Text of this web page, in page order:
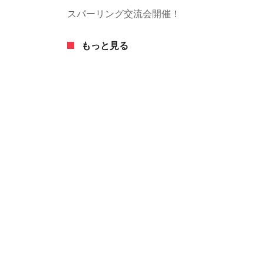
スパーリング交流会開催！
もっと見る